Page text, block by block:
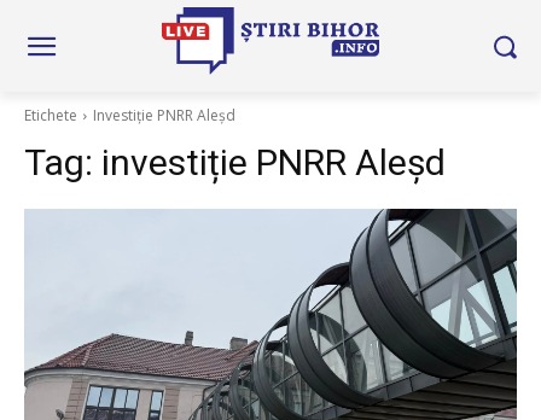
Etichete Investiție PNRR Aleșd
Tag: investiție PNRR Aleșd